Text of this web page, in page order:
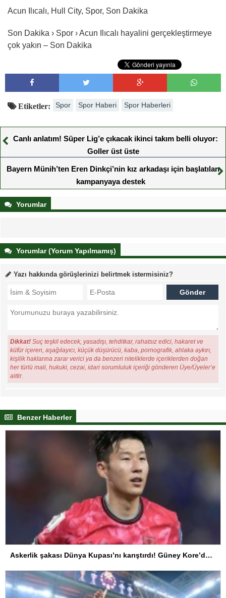
Acun Ilıcalı, Hull City, Spor, Son Dakika
Son Dakika › Spor › Acun Ilıcalı hayalini gerçekleştirmeye
çok yakın – Son Dakika
Etiketler: Spor Spor Haberi Spor Haberleri
Canlı anlatım! Süper Lig’e çıkacak ikinci takım belli oluyor:
Goller üst üste
Bayern Münih’ten Eren Dinkçi’nin kız arkadaşı için başlatılan
kampanyaya destek
Yorumlar
Yorumlar (Yorum Yapılmamış)
Yazı hakkında görüşlerinizi belirtmek istermisiniz?
Dikkat! Suç teşkil edecek, yasadışı, tehditkar, rahatsız edici, hakaret ve
küfür içeren, aşağılayıcı, küçük düşürücü, kaba, pornografik, ahlaka aykırı,
kişilik haklarına zarar verici ya da benzeri niteliklerde içeriklerden doğan
her türlü mali, hukuki, cezai, idari sorumluluk içeriği gönderen Üye/Üyeler’e
aittir.
Benzer Haberler
Askerlik şakası Dünya Kupası’nı karıştırdı! Güney Kore’den sert karar